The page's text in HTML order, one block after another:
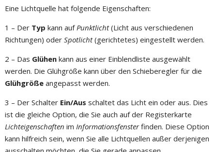
Eine Lichtquelle hat folgende Eigenschaften:
1 – Der Typ kann auf Punktlicht(Licht aus verschiedenen
Richtungen) oder Spotlicht(gerichtetes) eingestellt werden.
2 – Das Glühen kann aus einer Einblendliste ausgewählt
werden. Die Glühgröße kann über den Schieberegler für die
Glühgröße angepasst werden.
3 – Der Schalter Ein/Aus schaltet das Licht ein oder aus. Dies
ist die gleiche Option, die Sie auch auf der Registerkarte
Lichteigenschaften im Informationsfensterfinden. Diese Option
kann hilfreich sein, wenn Sie alle Lichtquellen außer derjenigen